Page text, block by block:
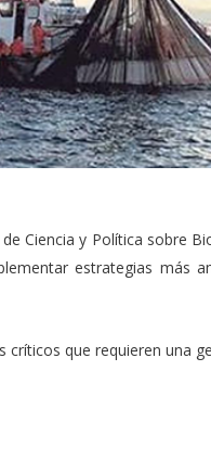
Ciencia y Política sobre
estrategias más
críticos que requieren una